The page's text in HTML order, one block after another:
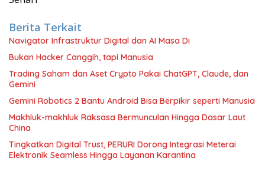
Berita Terkait
Navigator Infrastruktur Digital dan AI Masa Di
Bukan Hacker Canggih, tapi Manusia
Trading Saham dan Aset Crypto Pakai ChatGPT, Claude, dan
Gemini
Gemini Robotics 2 Bantu Android Bisa Berpikir seperti Manusia
Makhluk-makhluk Raksasa Bermunculan Hingga Dasar Laut
China
Tingkatkan Digital Trust, PERURI Dorong Integrasi Meterai
Elektronik Seamless Hingga Layanan Karantina